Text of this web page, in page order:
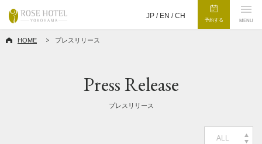
JP / EN /CH
予約する MENU
HOME プレスリリース
Press Release
プレスリリース
ALL